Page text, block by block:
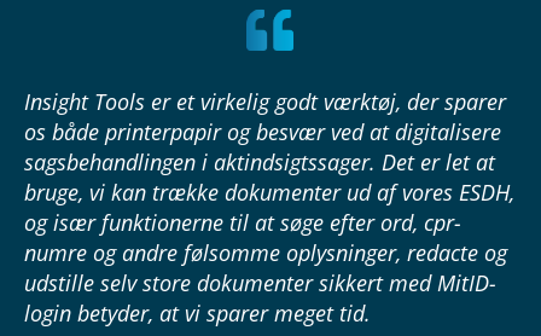
Insight Tools er et virkelig godt værktøj, der sparer
os både printerpapir og besvær ved at digitalisere
sagsbehandlingen i aktindsigtssager. Det er let at
bruge, vi kan trække dokumenter ud af vores ESDH,
og især funktionerne til at søge efter ord, cpr-
numre og andre følsomme oplysninger, redacte og
udstille selv store dokumenter sikkert med MitID-
login betyder, at vi sparer meget tid.